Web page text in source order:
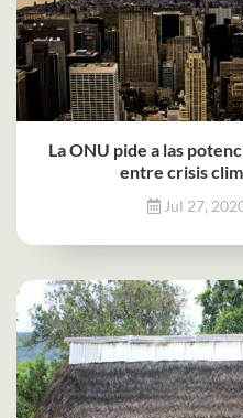
La ONU pide a las
entre crisis
Jul 27,